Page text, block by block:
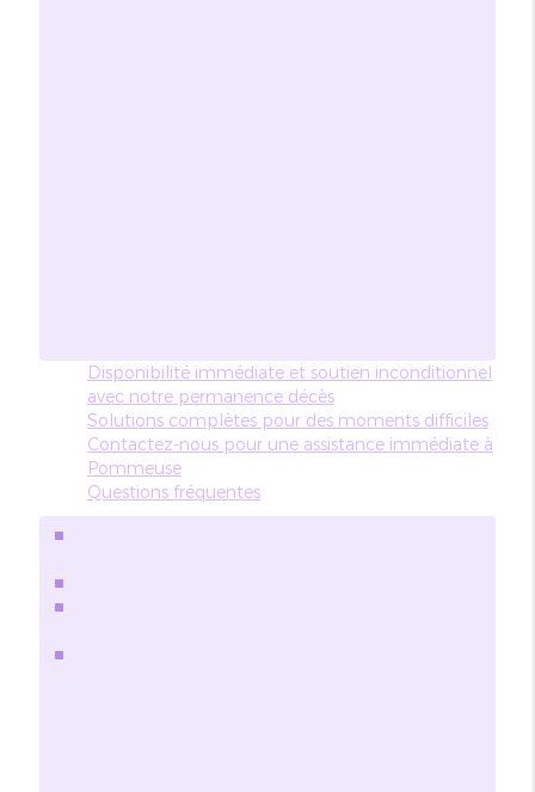
Disponibilité immédiate et soutien inconditionnel
avec notre permanence décès
Solutions complètes pour des moments difficiles
Contactez-nous pour une assistance immédiate à
Pommeuse
Questions fréquentes